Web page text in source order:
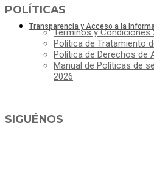
Transparencia y Acceso a la
POLÍTICAS
Términos y Condiciones
Política de Tratamiento
Política de Derechos de
Manual de Políticas de
2026
SIGUÉNOS